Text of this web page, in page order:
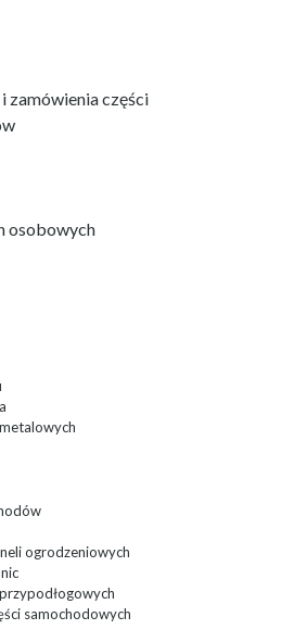
zamówienia części
osobowych
ogrodzeniowych
samochodowych